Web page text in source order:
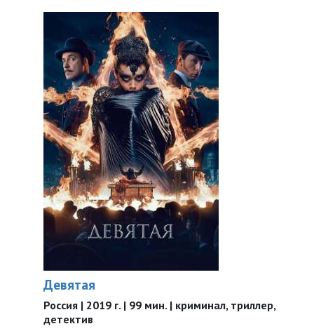
Девятая
Россия | 2019 г. | 99 мин. | криминал, триллер,
детектив